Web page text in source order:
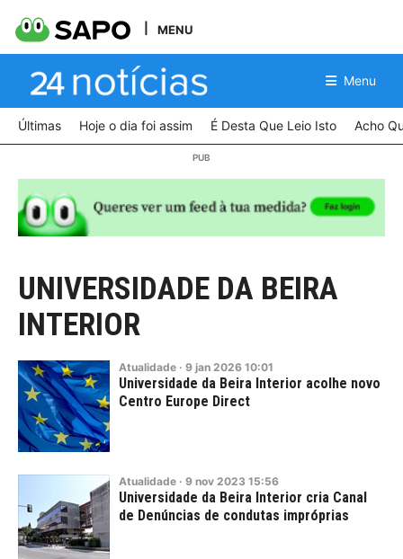
MENU
Menu
Últimas Hoje o dia foi assim É Desta Que Leio Isto Acho
UNIVERSIDADE DA BEIRA
INTERIOR
Atualidade · 9 jan 2026 10:01
Universidade da Beira Interior acolhe novo
Centro Europe Direct
Atualidade · 9 nov 2023 15:56
Universidade da Beira Interior cria Canal
de Denúncias de condutas impróprias